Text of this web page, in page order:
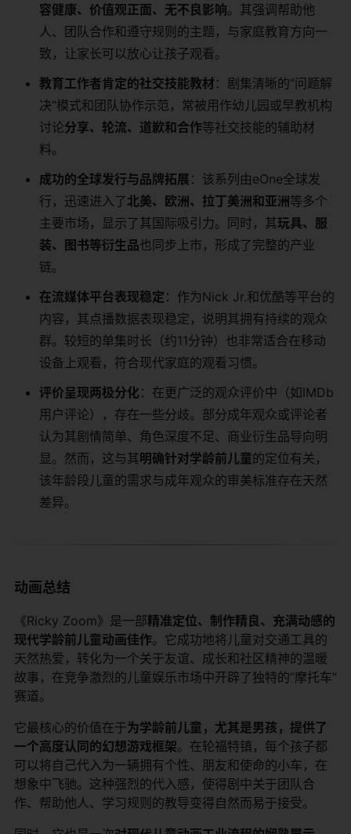
容健康、价值观正面、无不良影响。其强调帮助他
人、团队合作和遵守规则的主题，与家庭教育方向一
致，让家长可以放心让孩子观看。
教育工作者肯定的社交技能教材 ：剧集清晰的“问题解
决”模式和团队协作示范，常被用作幼儿园或早教机构
讨论分享、轮流、道歉和合作等社交技能的辅助材
料。
成功的全球发行与品牌拓展 ：该系列由eOne全球发
行，迅速进入了北美、欧洲、拉丁美洲和亚洲等多个
主要市场，显示了其国际吸引力。同时，其玩具、服
装、图书等衍生品也同步上市，形成了完整的产业
链。
在流媒体平台表现稳定 ：作为Nick Jr.和优酷等平台的
内容，其点播数据表现稳定，说明其拥有持续的观众
群。较短的单集时长（约11分钟）也非常适合在移动
设备上观看，符合现代家庭的观看习惯。
评价呈现两极分化 ：在更广泛的观众评价中（如IMDb
用户评论），存在一些分歧。部分成年观众或评论者
认为其剧情简单、角色深度不足、商业衍生品导向明
显。然而，这与其明确针对学龄前儿童的定位有关，
该年龄段儿童的需求与成年观众的审美标准存在天然
差异。
动画总结
《Ricky Zoom》是一部精准定位、制作精良、充满动感的
现代学龄前儿童动画佳作。它成功地将儿童对交通工具的
天然热爱，转化为一个关于友谊、成长和社区精神的温暖
故事，在竞争激烈的儿童娱乐市场中开辟了独特的“摩托车”
赛道。
它最核心的价值在于为学龄前儿童，尤其是男孩，提供了
一个高度认同的幻想游戏框架。在轮福特镇，每个孩子都
可以将自己代入为一辆拥有个性、朋友和使命的小车，在
想象中飞驰。这种强烈的代入感，使得剧中关于团队合
作、帮助他人、学习规则的教导变得自然而易于接受。